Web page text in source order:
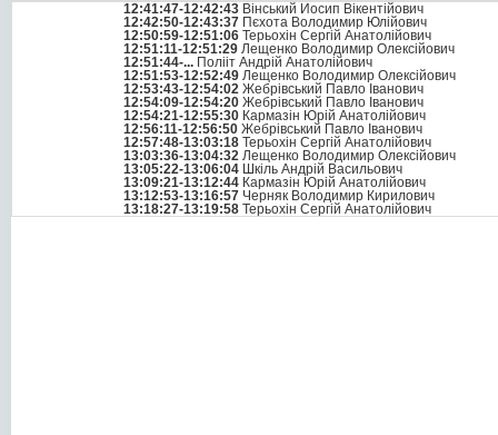
12:41:47-12:42:43 Вінський Йосип Вікентійович
12:42:50-12:43:37 Пєхота Володимир Юлійович
12:50:59-12:51:06 Терьохін Сергій Анатолійович
12:51:11-12:51:29 Лещенко Володимир Олексійович
12:51:44-... Полііт Андрій Анатолійович
12:51:53-12:52:49 Лещенко Володимир Олексійович
12:53:43-12:54:02 Жебрівський Павло Іванович
12:54:09-12:54:20 Жебрівський Павло Іванович
12:54:21-12:55:30 Кармазін Юрій Анатолійович
12:56:11-12:56:50 Жебрівський Павло Іванович
12:57:48-13:03:18 Терьохін Сергій Анатолійович
13:03:36-13:04:32 Лещенко Володимир Олексійович
13:05:22-13:06:04 Шкіль Андрій Васильович
13:09:21-13:12:44 Кармазін Юрій Анатолійович
13:12:53-13:16:57 Черняк Володимир Кирилович
13:18:27-13:19:58 Терьохін Сергій Анатолійович